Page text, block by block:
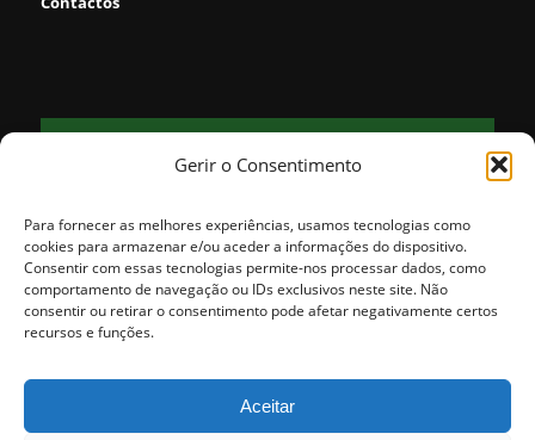
Gerir o Consentimento
Para fornecer as melhores experiências, usamos tecnologias como
cookies para armazenar e/ou aceder a informações do dispositivo.
Consentir com essas tecnologias permite-nos processar dados, como
comportamento de navegação ou IDs exclusivos neste site. Não
consentir ou retirar o consentimento pode afetar negativamente certos
recursos e funções.
Aceitar
FORNOS
31
vento: 5m/s NO
MAX 31 • MIN 31
30° 25 °